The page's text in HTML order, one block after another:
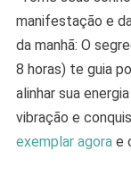
manifestação e
da manhã: O
8 horas) te guia
alinhar sua
vibração e
exemplar agorae